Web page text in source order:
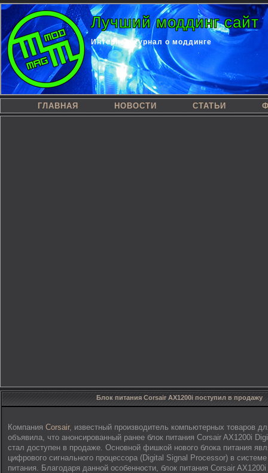
Лучший моддинг сайт
Интернет-журнал о моддинге
ГЛАВНАЯ НОВОСТИ СТАТЬИ
Блок питания Corsair AX1200i поступил в продажу
Компания Corsair, известный производитель компьютерных товаров
объявила, что анонсированный ранее блок питания Corsair AX1200i
стал доступен в продаже. Основной фишкой нового блока питания
цифрового сигнального процессора (Digital Signal Processor) в
питания. Благодаря данной особенности, блок питания Corsair